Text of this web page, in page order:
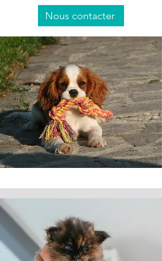
Nous contacter